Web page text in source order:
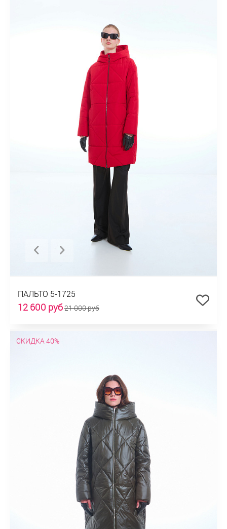
ПАЛЬТО 5-1725
12 600 руб21 000 руб
СКИДКА 40%